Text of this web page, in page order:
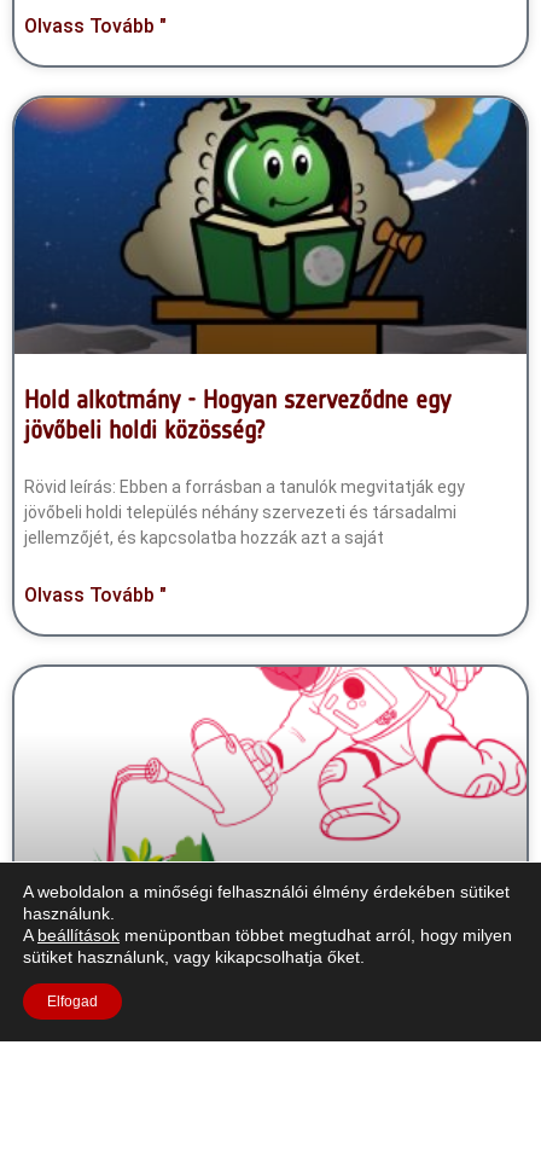
Olvass Tovább "
Hold alkotmány - Hogyan szerveződne egy
jövőbeli holdi közösség?
Rövid leírás: Ebben a forrásban a tanulók megvitatják egy
jövőbeli holdi település néhány szervezeti és társadalmi
jellemzőjét, és kapcsolatba hozzák azt a saját
Olvass Tovább "
AstroFarmer - A növények növekedési
feltételeinek megismerése
A weboldalon a minőségi felhasználói élmény érdekében sütiket
használunk.
A beállítások menüpontban többet megtudhat arról, hogy milyen
sütiket használunk, vagy kikapcsolhatja őket.
Elfogad